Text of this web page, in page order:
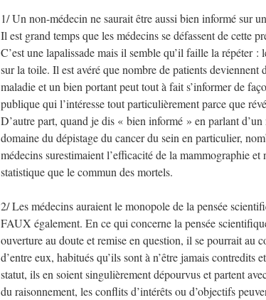
1/ Un non-médecin ne saurait être aussi bien informé sur
Il est grand temps que les médecins se défassent de cette
C’est une lapalissade mais il semble qu’il faille la répéter :
sur la toile. Il est avéré que nombre de patients deviennent
maladie et un bien portant peut tout à fait s’informer de
publique qui l’intéresse tout particulièrement parce que
D’autre part, quand je dis « bien informé » en parlant
domaine du dépistage du cancer du sein en particulier,
médecins surestimaient l’efficacité de la mammographie
statistique que le commun des mortels.
2/ Les médecins auraient le monopole de la pensée
FAUX également. En ce qui concerne la pensée
ouverture au doute et remise en question, il se pourrait au
d’entre eux, habitués qu’ils sont à n’être jamais contredits
statut, ils en soient singulièrement dépourvus et partent
du raisonnement, les conflits d’intérêts ou d’objectifs